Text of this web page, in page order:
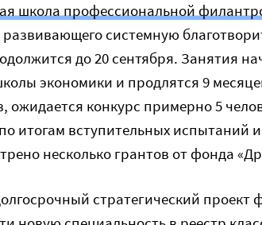
школа профессиональной
развивающего системную
до 20 сентября. Занятия
экономики и продлятся 9
ожидается конкурс примерно 5
итогам вступительных испытаний
несколько грантов от фонда
стратегический проект